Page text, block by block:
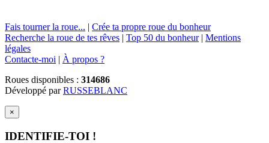
Fais tourner la roue... | Crée ta propre roue du bonheur
Recherche la roue de tes rêves | Top 50 du bonheur| Mentions
légales
Contacte-moi | À propos ?
Roues disponibles : 314686
Développé parRUSSEBLANC
×
IDENTIFIE-TOI !